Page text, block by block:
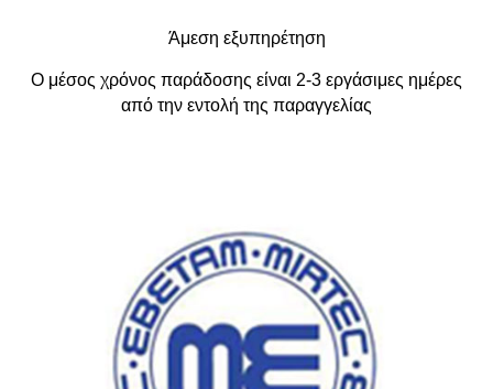
Άμεση εξυπηρέτηση
Ο μέσος χρόνος παράδοσης είναι 2-3 εργάσιμες ημέρες
από την εντολή της παραγγελίας